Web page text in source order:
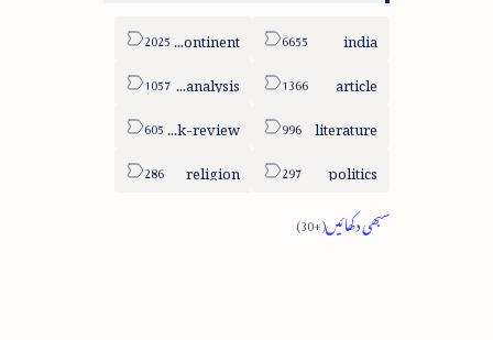
india
sub-continent
article
column-analysis
literature
book-review
politics
religion